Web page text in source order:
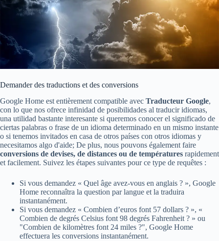
Demander des traductions et des conversions
Google Home est entièrement compatible avec Traducteur Google,
con lo que nos ofrece infinidad de posibilidades al traducir idiomas,
una utilidad bastante interesante si queremos conocer el significado de
ciertas palabras o frase de un idioma determinado en un mismo instante
o si tenemos invitados en casa de otros países con otros idiomas y
necesitamos algo d'aide; De plus, nous pouvons également faire
conversions de devises, de distances ou de températures rapidement
et facilement. Suivez les étapes suivantes pour ce type de requêtes :
Si vous demandez « Quel âge avez-vous en anglais ? », Google
Home reconnaîtra la question par langue et la traduira
instantanément.
Si vous demandez « Combien d’euros font 57 dollars ? », «
Combien de degrés Celsius font 98 degrés Fahrenheit ? » ou
"Combien de kilomètres font 24 miles ?", Google Home
effectuera les conversions instantanément.